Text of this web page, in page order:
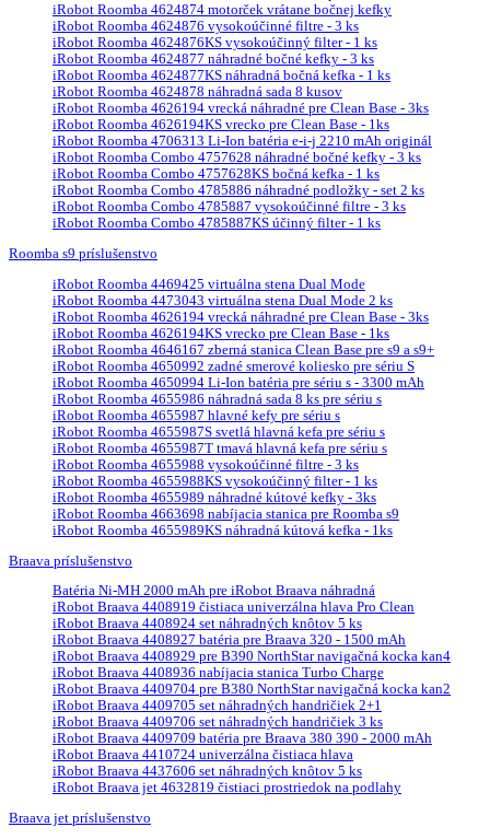
iRobot Roomba 4624874 motorček vrátane bočnej kefky
iRobot Roomba 4624876 vysokoúčinné filtre - 3 ks
iRobot Roomba 4624876KS vysokoúčinný filter - 1 ks
iRobot Roomba 4624877 náhradné bočné kefky - 3 ks
iRobot Roomba 4624877KS náhradná bočná kefka - 1 ks
iRobot Roomba 4624878 náhradná sada 8 kusov
iRobot Roomba 4626194 vrecká náhradné pre Clean Base - 3ks
iRobot Roomba 4626194KS vrecko pre Clean Base - 1ks
iRobot Roomba 4706313 Li-Ion batéria e-i-j 2210 mAh originál
iRobot Roomba Combo 4757628 náhradné bočné kefky - 3 ks
iRobot Roomba Combo 4757628KS bočná kefka - 1 ks
iRobot Roomba Combo 4785886 náhradné podložky - set 2 ks
iRobot Roomba Combo 4785887 vysokoúčinné filtre - 3 ks
iRobot Roomba Combo 4785887KS účinný filter - 1 ks
Roomba s9 príslušenstvo
iRobot Roomba 4469425 virtuálna stena Dual Mode
iRobot Roomba 4473043 virtuálna stena Dual Mode 2 ks
iRobot Roomba 4626194 vrecká náhradné pre Clean Base - 3ks
iRobot Roomba 4626194KS vrecko pre Clean Base - 1ks
iRobot Roomba 4646167 zberná stanica Clean Base pre s9 a s9+
iRobot Roomba 4650992 zadné smerové koliesko pre sériu S
iRobot Roomba 4650994 Li-Ion batéria pre sériu s - 3300 mAh
iRobot Roomba 4655986 náhradná sada 8 ks pre sériu s
iRobot Roomba 4655987 hlavné kefy pre sériu s
iRobot Roomba 4655987S svetlá hlavná kefa pre sériu s
iRobot Roomba 4655987T tmavá hlavná kefa pre sériu s
iRobot Roomba 4655988 vysokoúčinné filtre - 3 ks
iRobot Roomba 4655988KS vysokoúčinný filter - 1 ks
iRobot Roomba 4655989 náhradné kútové kefky - 3ks
iRobot Roomba 4663698 nabíjacia stanica pre Roomba s9
iRobot Roomba 4655989KS náhradná kútová kefka - 1ks
Braava príslušenstvo
Batéria Ni-MH 2000 mAh pre iRobot Braava náhradná
iRobot Braava 4408919 čistiaca univerzálna hlava Pro Clean
iRobot Braava 4408924 set náhradných knôtov 5 ks
iRobot Braava 4408927 batéria pre Braava 320 - 1500 mAh
iRobot Braava 4408929 pre B390 NorthStar navigačná kocka kan4
iRobot Braava 4408936 nabíjacia stanica Turbo Charge
iRobot Braava 4409704 pre B380 NorthStar navigačná kocka kan2
iRobot Braava 4409705 set náhradných handričiek 2+1
iRobot Braava 4409706 set náhradných handričiek 3 ks
iRobot Braava 4409709 batéria pre Braava 380 390 - 2000 mAh
iRobot Braava 4410724 univerzálna čistiaca hlava
iRobot Braava 4437606 set náhradných knôtov 5 ks
iRobot Braava jet 4632819 čistiaci prostriedok na podlahy
Braava jet príslušenstvo